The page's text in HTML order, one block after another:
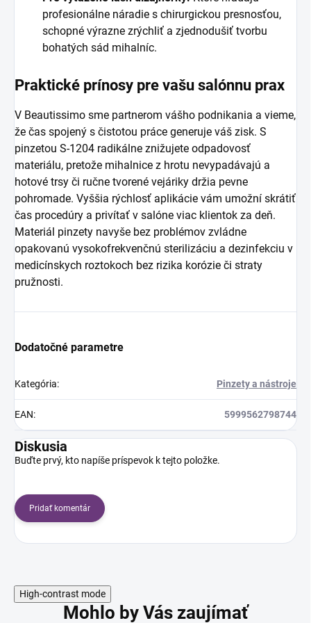
profesionálne náradie s chirurgickou presnosťou,
schopné výrazne zrýchliť a zjednodušiť tvorbu
bohatých sád mihalníc.
Praktické prínosy pre vašu salónnu prax
V Beautissimo sme partnerom vášho podnikania a vieme,
že čas spojený s čistotou práce generuje váš zisk. S
pinzetou S-1204 radikálne znižujete odpadovosť
materiálu, pretože mihalnice z hrotu nevypadávajú a
hotové trsy či ručne tvorené vejáriky držia pevne
pohromade. Vyššia rýchlosť aplikácie vám umožní skrátiť
čas procedúry a privítať v salóne viac klientok za deň.
Materiál pinzety navyše bez problémov zvládne
opakovanú vysokofrekvenčnú sterilizáciu a dezinfekciu v
medicínskych roztokoch bez rizika korózie či straty
pružnosti.
Dodatočné parametre
Kategória: Pinzety a nástroje
EAN: 5999562798744
Diskusia
Buďte prvý, kto napíše príspevok k tejto položke.
Pridať komentár
High-contrast mode
Mohlo by Vás zaujímať